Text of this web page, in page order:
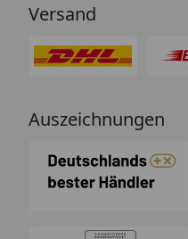
Versand
Auszeichnungen